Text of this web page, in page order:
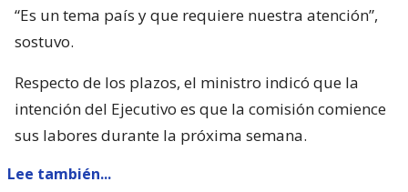
“Es un tema país y que requiere nuestra atención”,
sostuvo.
Respecto de los plazos, el ministro indicó que la
intención del Ejecutivo es que la comisión comience
sus labores durante la próxima semana.
Lee también...